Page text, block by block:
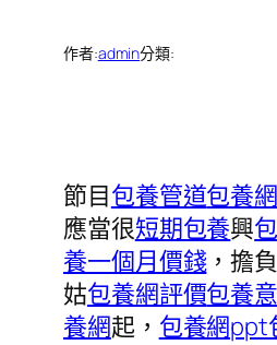
作者:admin分類:
節目包養管道包養
應當很短期包養興
養一個月價錢，擔
姑包養網評價包養
養網起， 包養網ppt